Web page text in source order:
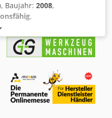
, Baujahr: 2008,
,
(min.):5
51 mm
, Sehr guter
Der Boss ist der
Stangenladeautomat für
30.000 Einheiten
Easy ist ein automatischer
mit festem